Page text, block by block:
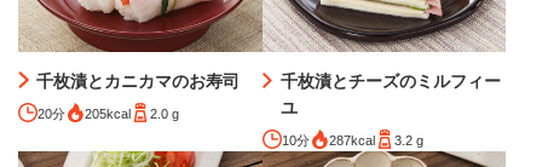
千枚漬とカニカマのお寿司
20分 205kcal 2.0 g
千枚漬とチーズのミルフィー
ユ
10分 287kcal 3.2 g